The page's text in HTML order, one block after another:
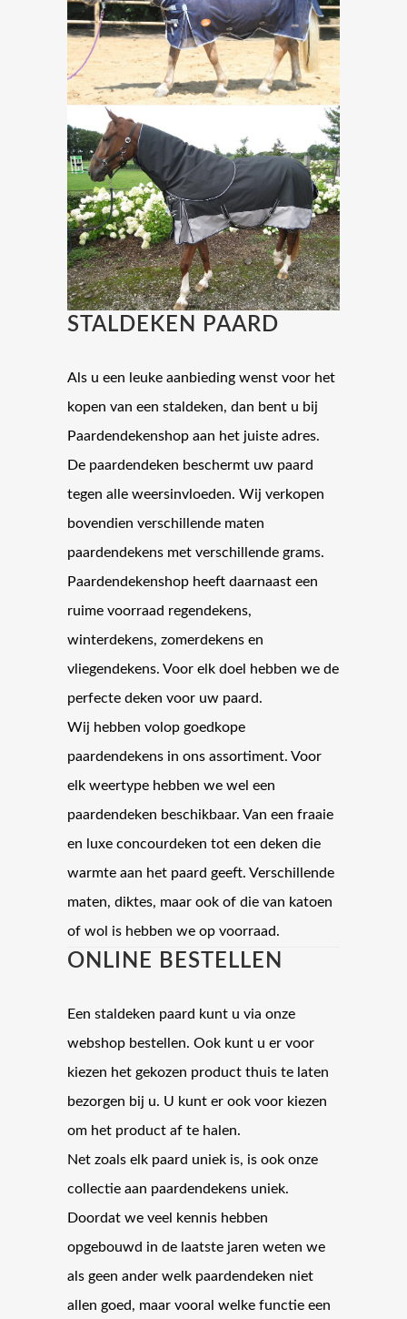
STALDEKEN PAARD
Als u een leuke aanbieding wenst voor het
kopen van een staldeken, dan bent u bij
Paardendekenshop aan het juiste adres.
De paardendeken beschermt uw paard
tegen alle weersinvloeden. Wij verkopen
bovendien verschillende maten
paardendekens met verschillende grams.
Paardendekenshop heeft daarnaast een
ruime voorraad regendekens,
winterdekens, zomerdekens en
vliegendekens. Voor elk doel hebben we de
perfecte deken voor uw paard.
Wij hebben volop goedkope
paardendekens in ons assortiment. Voor
elk weertype hebben we wel een
paardendeken beschikbaar. Van een fraaie
en luxe concourdeken tot een deken die
warmte aan het paard geeft. Verschillende
maten, diktes, maar ook of die van katoen
of wol is hebben we op voorraad.
ONLINE BESTELLEN
Een staldeken paard kunt u via onze
webshop bestellen. Ook kunt u er voor
kiezen het gekozen product thuis te laten
bezorgen bij u. U kunt er ook voor kiezen
om het product af te halen.
Net zoals elk paard uniek is, is ook onze
collectie aan paardendekens uniek.
Doordat we veel kennis hebben
opgebouwd in de laatste jaren weten we
als geen ander welk paardendeken niet
allen goed, maar vooral welke functie een